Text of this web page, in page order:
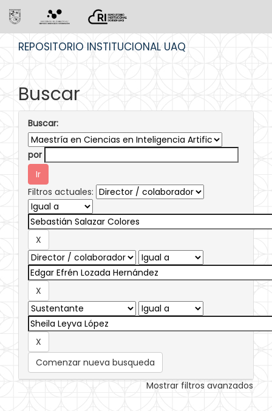
REPOSITORIO INSTITUCIONAL UAQ
Buscar
Buscar:
por
Filtros actuales:
Comenzar nueva busqueda
Mostrar filtros avanzados